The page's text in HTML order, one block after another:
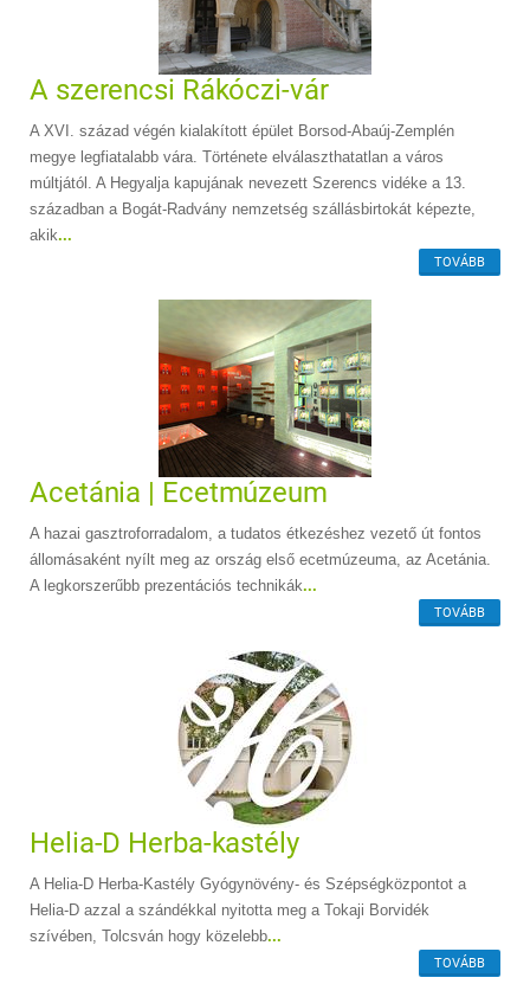
A szerencsi Rákóczi-vár
A XVI. század végén kialakított épület Borsod-Abaúj-Zemplén
megye legfiatalabb vára. Története elválaszthatatlan a város
múltjától. A Hegyalja kapujának nevezett Szerencs vidéke a 13.
században a Bogát-Radvány nemzetség szállásbirtokát képezte,
akik...
TOVÁBB
Acetánia | Ecetmúzeum
A hazai gasztroforradalom, a tudatos étkezéshez vezető út fontos
állomásaként nyílt meg az ország első ecetmúzeuma, az Acetánia.
A legkorszerűbb prezentációs technikák...
TOVÁBB
Helia-D Herba-kastély
A Helia-D Herba-Kastély Gyógynövény- és Szépségközpontot a
Helia-D azzal a szándékkal nyitotta meg a Tokaji Borvidék
szívében, Tolcsván hogy közelebb...
TOVÁBB